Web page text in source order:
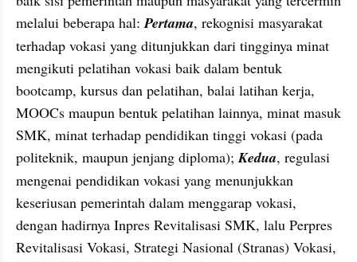
melalui beberapa hal: Pertama, rekognisi masyarakat
terhadap vokasi yang ditunjukkan dari tingginya minat
mengikuti pelatihan vokasi baik dalam bentuk
bootcamp, kursus dan pelatihan, balai latihan kerja,
MOOCs maupun bentuk pelatihan lainnya, minat masuk
SMK, minat terhadap pendidikan tinggi vokasi (pada
politeknik, maupun jenjang diploma); Kedua, regulasi
mengenai pendidikan vokasi yang menunjukkan
keseriusan pemerintah dalam menggarap vokasi,
dengan hadirnya Inpres Revitalisasi SMK, lalu Perpres
Revitalisasi Vokasi, Strategi Nasional (Stranas) Vokasi,